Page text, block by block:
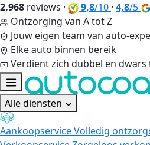
2.968 reviews · 9,8/10 · 4,8/5
Ontzorging van A tot Z
Jouw eigen team van auto-
Elke auto binnen bereik
Verdient zich dubbel en dwars
Alle diensten
AankoopserviceVolledig